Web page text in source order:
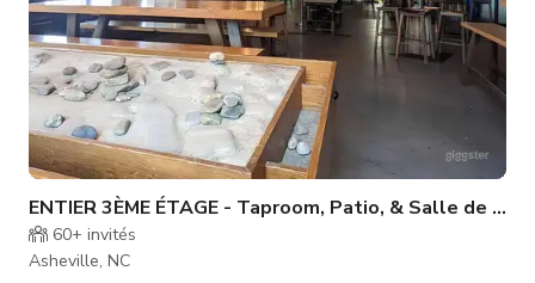
ENTIER 3ÈME ÉTAGE - Taproom, Patio, & Salle de
60+ invités
Asheville, NC